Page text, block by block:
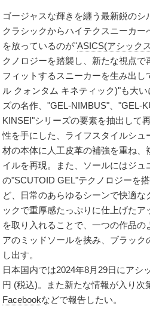
ゴージャスな輝きを纏う最新鋭のシ
クラシックからハイテクスニーカ
を放っているのが"ASICS(アシック
クノロジーを踏襲し、新たな視点
フィットするスニーカーを生み出
ル クォンタム キネティック)"も大
ズの名作、"GEL-NIMBUS"、"GEL-
KINSEI"シリーズの要素を抽出して
性を手にした、ライフスタイルシ
材の本体に人工皮革の補強を重ね
イルを再現。また、ソールにはジ
の"SCUTOID GEL"テクノロジーを
ど、日常のあらゆるシーンで快適
ックで重厚感たっぷりに仕上げた
を取り入れることで、一つの作品
アのミッドソールを挟み、ブラッ
し出す。
日本国内では2024年8月29日にアシ
円 (税込)。また新たな情報が入り次
Facebookなどで報告したい。